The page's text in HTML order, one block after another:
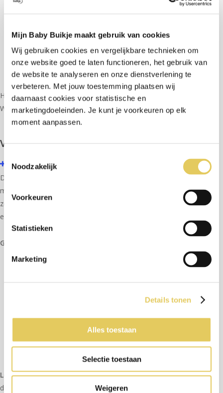
Mijn Baby Buikje maakt gebruik van cookies
Wij gebruiken cookies en vergelijkbare technieken om
onze website goed te laten functioneren, het gebruik van
de website te analyseren en onze dienstverlening te
verbeteren. Met jouw toestemming plaatsen wij
daarnaast cookies voor statistische en
marketingdoeleinden. Je kunt je voorkeuren op elk
moment aanpassen.
Noodzakelijk
Voorkeuren
Statistieken
Marketing
Details tonen
Alles toestaan
Selectie toestaan
Weigeren
iDEAL
Online overboeking
QR-code
Heb je vragen over de betaling? Neem gerust
Wij helpen je graag verder!
Vragen rondom bestelling
Hoelang duurt het voordat ik mijn Baby Buikje in huis heb?
De levertijd van jouw
hangt af van het gekozen
materiaal en varieert tussen
. Elk beeldje wordt met
zorg met de hand gemaakt en gepersonaliseerd, wat tijd kost om
een perfect resultaat te garanderen.
Gemiddelde levertijden per materiaal:
Metal Baby Buikje: 14 weken
Veredeld Baby Buikje: 16 weken
Brons gegoten Baby Buikje: 20 weken
Let op:Dit zijngemiddelde levertijdenen deze kunnen variëren
door feestdagen, vakanties of andere omstandigheden. Zodra je